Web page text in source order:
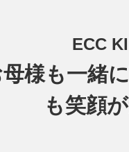
ECC
母様も一
も笑顔